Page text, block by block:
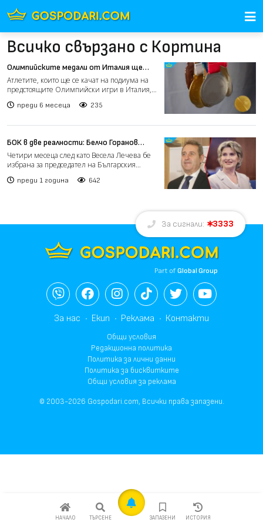
Всичко свързано с Кортина
Олимпийските медали от Италия ще
бъдат най-скъпите в историята на
игрите
Атлетите, които ще се качат на подиума на
предстоящите Олимпийски игри в Италия,
преди 6 месеца 235
БОК в две реалности: Белчо Горанов
намеква за дело срещу МОК, Лечева
поема олимпийските игри
Четири месеца след като Весела Лечева бе
избрана за председател на Българския
преди 1 година 642
НАЧАЛО ТЪРСЕНЕ ЗАПАЗЕНИ ИСТОРИЯ
За сигнали: 3333
Part ofGlobal Group
За нас Екип Реклама Контакти
Общи условия
Редакционна политика
Политика за лични данни
Политика за бисквитките
Общи условия за реклама
© 2003-2026 Gospodari.com, Всички права запазени.